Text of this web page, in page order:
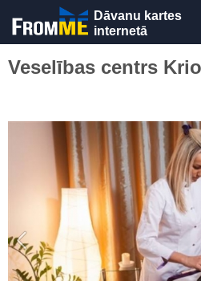
Dāvanu kartes
internetā
Veselības centrs
Previous